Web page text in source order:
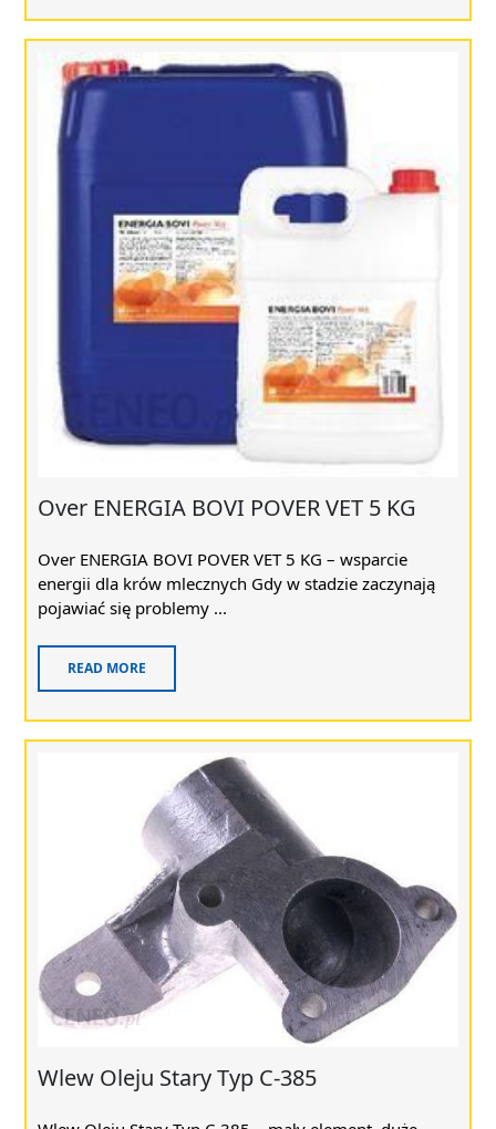
Over ENERGIA BOVI POVER VET 5 KG
Over ENERGIA BOVI POVER VET 5 KG – wsparcie
energii dla krów mlecznych Gdy w stadzie zaczynają
pojawiać się problemy ...
READ MORE
Wlew Oleju Stary Typ C-385